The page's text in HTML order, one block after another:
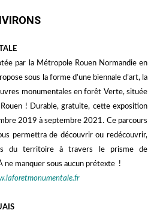
par la Métropole Rouen Normandie en
sous la forme d’une biennale d’art, la
monumentales en forêt Verte, située
! Durable, gratuite, cette exposition
2019 à septembre 2021. Ce parcours
permettra de découvrir ou redécouvrir,
du territoire à travers le prisme de
ne manquer sous aucun prétexte !